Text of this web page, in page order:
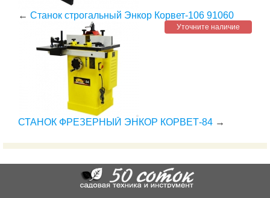
← Станок строгальный Энкор Корвет-106 91060
Уточните наличие
СТАНОК ФРЕЗЕРНЫЙ ЭНКОР КОРВЕТ-84 →